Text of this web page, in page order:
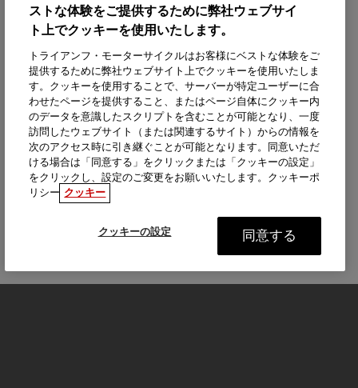
ストな体験をご提供するために弊社ウェブサイ
ト上でクッキーを使用いたします。
トライアンフ・モーターサイクルはお客様にベストな体験をご
提供するために弊社ウェブサイト上でクッキーを使用いたしま
す。クッキーを使用することで、サーバーが特定ユーザーに合
わせたページを提供すること、またはページ自体にクッキー内
のデータを意識したスクリプトを含むことが可能となり、一度
訪問したウェブサイト（または関連するサイト）からの情報を
次のアクセス時に引き継ぐことが可能となります。同意いただ
ける場合は「同意する」をクリックまたは「クッキーの設定」
をクリックし、設定のご変更をお願いいたします。クッキーポ
リシー クッキー
クッキーの設定 同意する